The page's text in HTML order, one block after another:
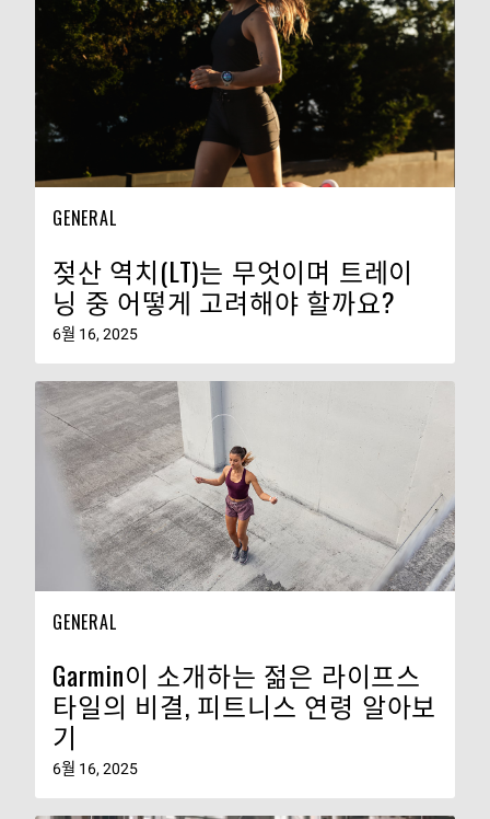
GENERAL
젖산 역치(LT)는 무엇이며 트레이
닝 중 어떻게 고려해야 할까요?
6월 16, 2025
GENERAL
Garmin이 소개하는 젊은 라이프스
타일의 비결, 피트니스 연령 알아보
기
6월 16, 2025